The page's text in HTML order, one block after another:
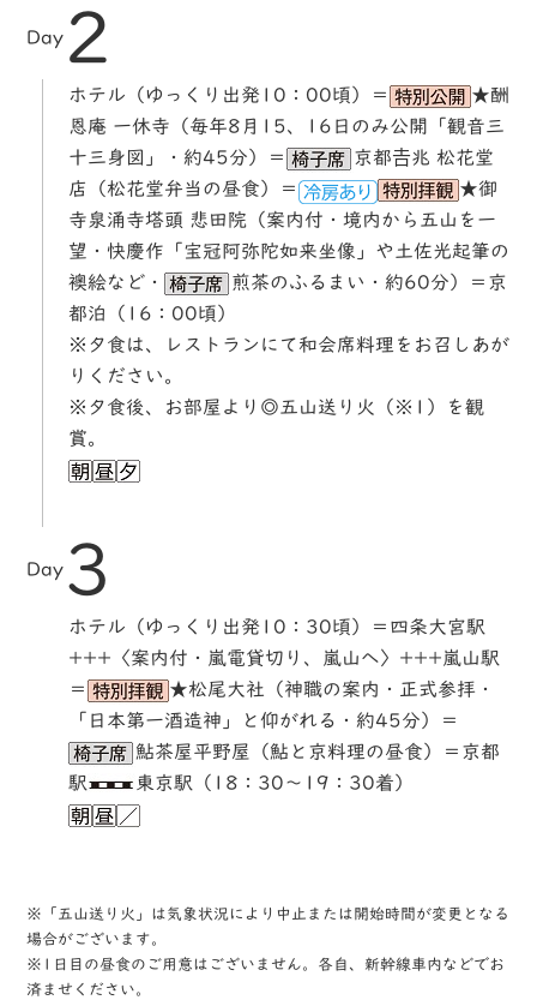
Day 2
ホテル（ゆっくり出発10：00頃）＝
★酬
恩庵 一休寺（毎年8月15、16日のみ公開「観音三
十三身図」・約45分）＝
京都𠮷兆 松花堂
店（松花堂弁当の昼食）＝
★御
寺泉涌寺塔頭 悲田院（案内付・境内から五山を一
望・快慶作「宝冠阿弥陀如来坐像」や土佐光起筆の
襖絵など・
煎茶のふるまい・約60分）＝京
都泊（16：00頃）
※夕食は、レストランにて和会席料理をお召しあが
りください。
※夕食後、お部屋より◎五山送り火（※1）を観
賞。
Day 3
ホテル（ゆっくり出発10：30頃）＝四条大宮駅
+++〈案内付・嵐電貸切り、嵐山へ〉+++嵐山駅
＝
★松尾大社（神職の案内・正式参拝・
「日本第一酒造神」と仰がれる・約45分）＝
鮎茶屋平野屋（鮎と京料理の昼食）＝京都
駅
東京駅（18：30～19：30着）
※「五山送り火」は気象状況により中止または開始時間が変更となる
場合がございます。
※1日目の昼食のご用意はございません。各自、新幹線車内などでお
済ませください。